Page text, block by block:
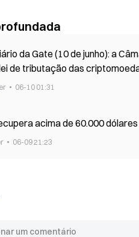
da Gate (10 de junho): a
de tributação das
06-10 01:31
acima de 60.000
06-09 21:23